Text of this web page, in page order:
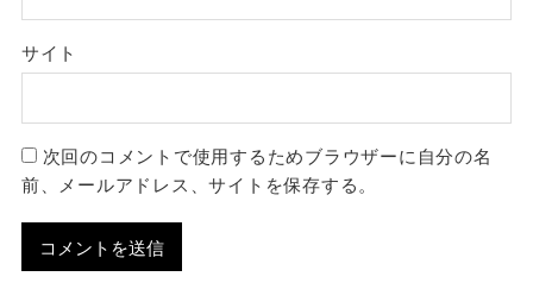
サイト
次回のコメントで使用するためブラウザーに自分の名
前、メールアドレス、サイトを保存する。